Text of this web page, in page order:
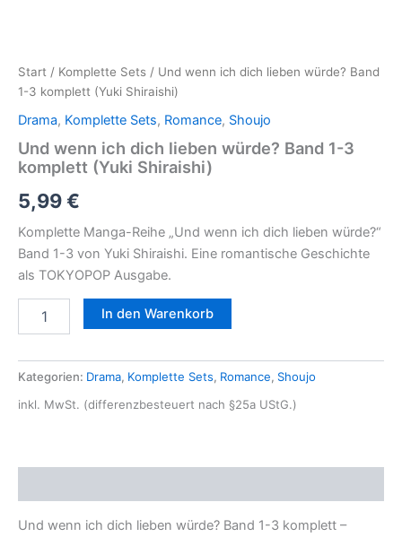
Start / Komplette Sets / Und wenn ich dich lieben würde? Band
1-3 komplett (Yuki Shiraishi)
Drama, Komplette Sets, Romance, Shoujo
Und wenn ich dich lieben würde? Band 1-3
komplett (Yuki Shiraishi)
5,99€
Komplette Manga-Reihe „Und wenn ich dich lieben würde?“
Band 1-3 von Yuki Shiraishi. Eine romantische Geschichte
als TOKYOPOP Ausgabe.
In den Warenkorb
Kategorien: Drama, Komplette Sets, Romance, Shoujo
inkl. MwSt. (differenzbesteuert nach §25a UStG.)
Und wenn ich dich lieben würde? Band 1-3 komplett –